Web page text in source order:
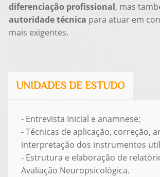
diferenciação profissional, mas
autoridade técnica para atuar em
mais exigentes.
UNIDADES DE ESTUDO
- Entrevista Inicial e anamnese;
- Técnicas de aplicação, correção,
interpretação dos instrumentos
- Estrutura e elaboração de
Avaliação Neuropsicológica.